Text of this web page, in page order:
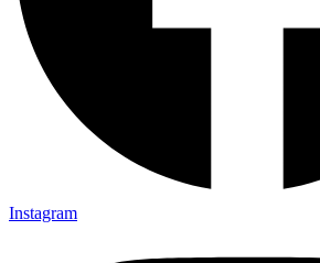
Instagram